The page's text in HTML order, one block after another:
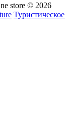
store © 2026